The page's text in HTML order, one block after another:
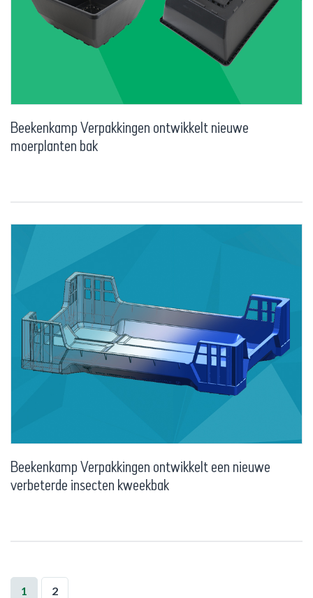
Beekenkamp Verpakkingen ontwikkelt nieuwe
moerplanten bak
Beekenkamp Verpakkingen ontwikkelt een nieuwe
verbeterde insecten kweekbak
1 2